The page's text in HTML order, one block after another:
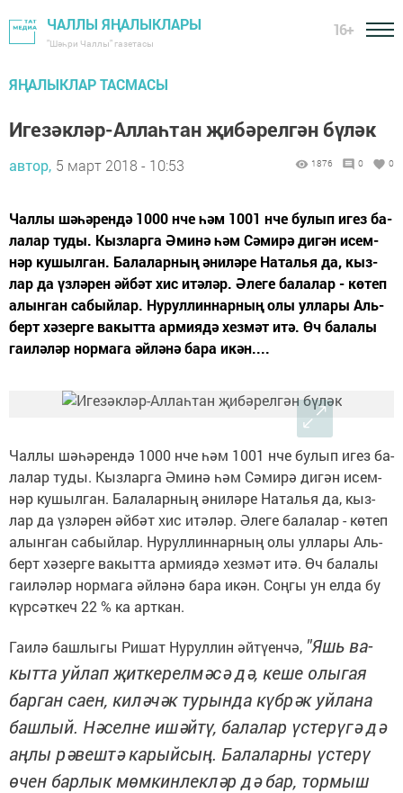
ЧАЛЛЫ ЯҢАЛЫКЛАРЫ
"Шәһри Чаллы" газетасы
16+
ЯҢАЛЫКЛАР ТАСМАСЫ
Игезәкләр-Аллаһтан җибәрелгән бүләк
автор, 5 март 2018 - 10:53 1876 0 0
­­Чал­лы шә­һә­рен­дә 1000 нче һәм 1001 нче бу­лып игез ба­
ла­лар ту­ды. Кыз­лар­га Әми­нә һәм Сә­ми­рә ди­гән исем­
нәр ку­шыл­ган. Ба­ла­лар­ның әни­лә­ре На­талья да, кыз­
лар да үз­лә­рен әй­бәт хис итә­ләр. Әле­ге ба­ла­лар - кө­теп
алын­ган са­бый­лар. Ну­рул­лин­нар­ның олы ул­ла­ры Аль­
берт хә­зер­ге ва­кыт­та ар­ми­я­дә хез­мәт итә. Өч ба­ла­лы
га­и­лә­ләр нор­ма­га әй­лә­нә ба­ра икән....
­­Чал­лы шә­һә­рен­дә 1000 нче һәм 1001 нче бу­лып игез ба­
ла­лар ту­ды. Кыз­лар­га Әми­нә һәм Сә­ми­рә ди­гән исем­
нәр ку­шыл­ган. Ба­ла­лар­ның әни­лә­ре На­талья да, кыз­
лар да үз­лә­рен әй­бәт хис итә­ләр. Әле­ге ба­ла­лар - кө­теп
алын­ган са­бый­лар. Ну­рул­лин­нар­ның олы ул­ла­ры Аль­
берт хә­зер­ге ва­кыт­та ар­ми­я­дә хез­мәт итә. Өч ба­ла­лы
га­и­лә­ләр нор­ма­га әй­лә­нә ба­ра икән. Соң­гы ун ел­да бу
күр­сәт­кеч 22 % ка арт­кан.
Га­и­лә баш­лы­гы Ри­шат Ну­рул­лин әй­тү­ен­чә, "Яшь ва­
кыт­та уй­лап җит­ке­рел­мә­сә дә, ке­ше олы­гая
бар­ган са­ен, ки­лә­чәк ту­рын­да күб­рәк уй­ла­на
баш­лый. Нә­сел­не ишәй­тү, ба­ла­лар үс­те­рү­гә дә
аң­лы рә­веш­тә ка­рый­сың. Ба­ла­лар­ны үс­те­рү
өчен бар­лык мөм­кин­лек­ләр дә бар, тор­мыш